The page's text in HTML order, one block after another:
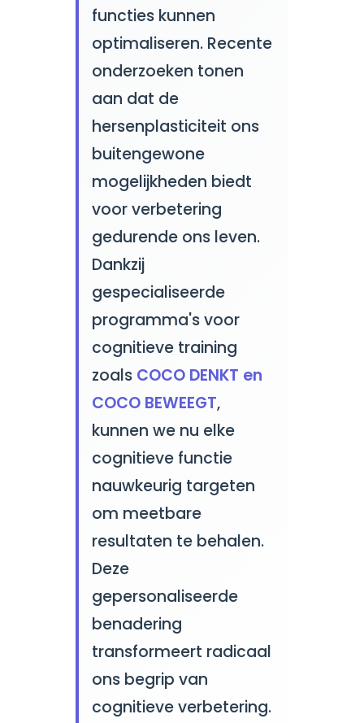
functies kunnen
optimaliseren. Recente
onderzoeken tonen
aan dat de
hersenplasticiteit ons
buitengewone
mogelijkheden biedt
voor verbetering
gedurende ons leven.
Dankzij
gespecialiseerde
programma's voor
cognitieve training
zoals COCO DENKT en
COCO BEWEEGT,
kunnen we nu elke
cognitieve functie
nauwkeurig targeten
om meetbare
resultaten te behalen.
Deze
gepersonaliseerde
benadering
transformeert radicaal
ons begrip van
cognitieve verbetering.